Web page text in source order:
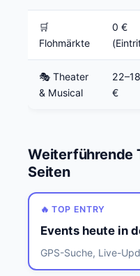
🛒
Flohmärkte
0 €
🎭 Theater
& Musical
€
Weiterführende
Seiten
🔥 TOP ENTRY
Events heute in
GPS-Suche, Live-